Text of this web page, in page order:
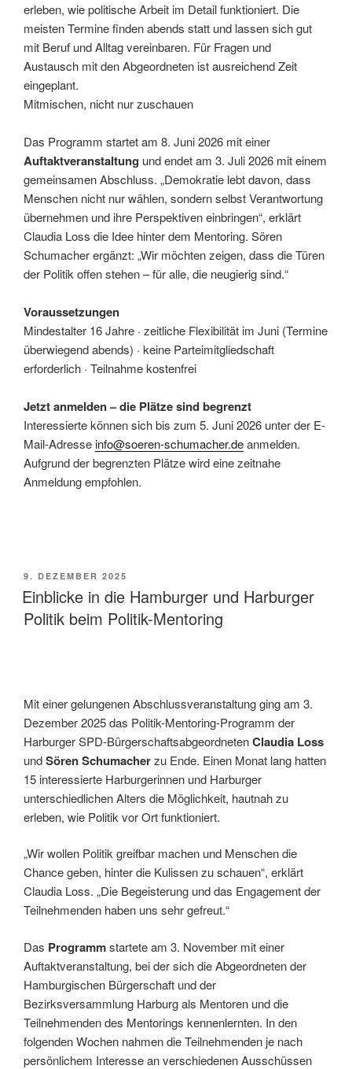
erleben, wie politische Arbeit im Detail funktioniert. Die
meisten Termine finden abends statt und lassen sich gut
mit Beruf und Alltag vereinbaren. Für Fragen und
Austausch mit den Abgeordneten ist ausreichend Zeit
eingeplant.
Mitmischen, nicht nur zuschauen
Das Programm startet am 8. Juni 2026 mit einer
Auftaktveranstaltung und endet am 3. Juli 2026 mit einem
gemeinsamen Abschluss. „Demokratie lebt davon, dass
Menschen nicht nur wählen, sondern selbst Verantwortung
übernehmen und ihre Perspektiven einbringen“, erklärt
Claudia Loss die Idee hinter dem Mentoring. Sören
Schumacher ergänzt: „Wir möchten zeigen, dass die Türen
der Politik offen stehen – für alle, die neugierig sind.“
Voraussetzungen
Mindestalter 16 Jahre · zeitliche Flexibilität im Juni (Termine
überwiegend abends) · keine Parteimitgliedschaft
erforderlich · Teilnahme kostenfrei
Jetzt anmelden – die Plätze sind begrenzt
Interessierte können sich bis zum 5. Juni 2026 unter der E-
Mail-Adresseinfo@soeren-schumacher.deanmelden.
Aufgrund der begrenzten Plätze wird eine zeitnahe
Anmeldung empfohlen.
VERÖFFENTLICHT
AM
9. DEZEMBER 2025
Einblicke in die Hamburger und Harburger
Politik beim Politik-Mentoring
Mit einer gelungenen Abschlussveranstaltung ging am 3.
Dezember 2025 das Politik-Mentoring-Programm der
Harburger SPD-BürgerschaftsabgeordnetenClaudia Loss
undSören Schumacherzu Ende. Einen Monat lang hatten
15 interessierte Harburgerinnen und Harburger
unterschiedlichen Alters die Möglichkeit, hautnah zu
erleben, wie Politik vor Ort funktioniert.
„Wir wollen Politik greifbar machen und Menschen die
Chance geben, hinter die Kulissen zu schauen“, erklärt
Claudia Loss. „Die Begeisterung und das Engagement der
Teilnehmenden haben uns sehr gefreut.“
Das Programmstartete am 3. November mit einer
Auftaktveranstaltung, bei der sich die Abgeordneten der
Hamburgischen Bürgerschaft und der
Bezirksversammlung Harburg als Mentoren und die
Teilnehmenden des Mentorings kennenlernten. In den
folgenden Wochen nahmen die Teilnehmenden je nach
persönlichem Interesse an verschiedenen Ausschüssen